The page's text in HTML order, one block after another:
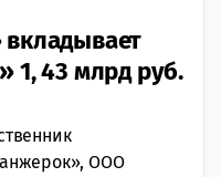
1, 43 млрд руб.
ООО